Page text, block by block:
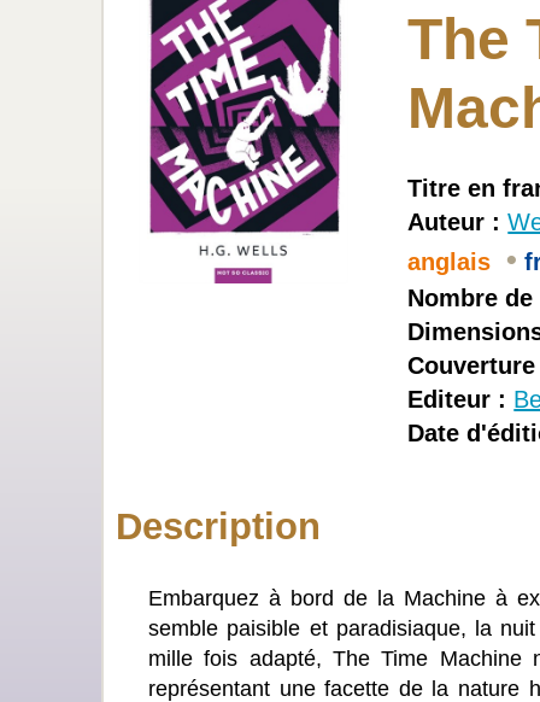
The
Titre en
Auteur :
anglais
•
Nombre
Editeur :
Date
Description
Embarquez à bord de la Machine à
semble paisible et paradisiaque, la
mille fois adapté, The Time Machine
représentant une facette de la nature